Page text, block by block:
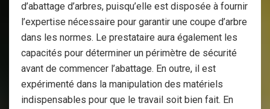
d’abattage d’arbres, puisqu’elle est disposée à fournir
l’expertise nécessaire pour garantir une coupe d’arbre
dans les normes. Le prestataire aura également les
capacités pour déterminer un périmètre de sécurité
avant de commencer l’abattage. En outre, il est
expérimenté dans la manipulation des matériels
indispensables pour que le travail soit bien fait. En